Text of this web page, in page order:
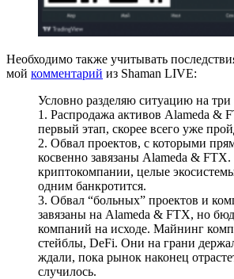
Необходимо также учитывать
мой комментарий из Shaman LIVE:
Условно разделяю ситуацию на три
1. Распродажа активов Alameda &
первый этап, скорее всего уже
2. Обвал проектов, с которыми
косвенно завязаны Alameda &
криптокомпании, целые
одним банкротится.
3. Обвал “больных” проектов и
завязаны на Alameda & FTX, но
компаний на исходе. Майнинг
стейблы, DeFi. Они на грани
ждали, пока рынок наконец
случилось.